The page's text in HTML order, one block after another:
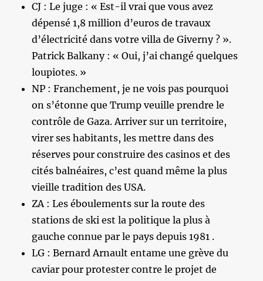
CJ : Le juge : « Est-il vrai que vous avez
dépensé 1,8 million d’euros de travaux
d’électricité dans votre villa de Giverny ? ».
Patrick Balkany : « Oui, j’ai changé quelques
loupiotes. »
NP : Franchement, je ne vois pas pourquoi
on s’étonne que Trump veuille prendre le
contrôle de Gaza. Arriver sur un territoire,
virer ses habitants, les mettre dans des
réserves pour construire des casinos et des
cités balnéaires, c’est quand même la plus
vieille tradition des USA.
ZA : Les éboulements sur la route des
stations de ski est la politique la plus à
gauche connue par le pays depuis 1981 .
LG : Bernard Arnault entame une grève du
caviar pour protester contre le projet de